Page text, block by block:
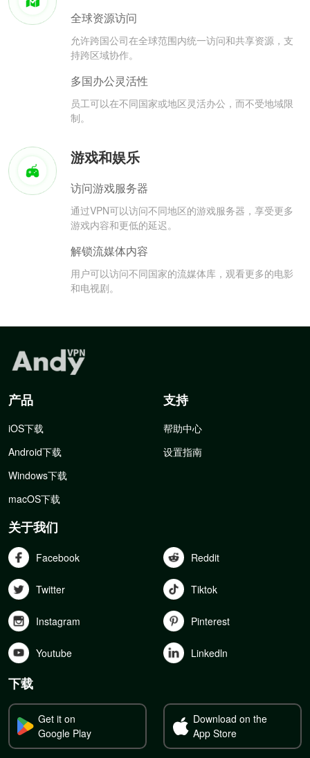
全球资源访问
允许跨国公司在全球范围内统一访问和共享资源，支
持跨区域协作。
多国办公灵活性
员工可以在不同国家或地区灵活办公，而不受地域限
制。
游戏和娱乐
访问游戏服务器
通过VPN可以访问不同地区的游戏服务器，享受更多
游戏内容和更低的延迟。
解锁流媒体内容
用户可以访问不同国家的流媒体库，观看更多的电影
和电视剧。
产品
iOS下载
Android下载
Windows下载
macOS下载
支持
帮助中心
设置指南
关于我们
Facebook Reddit
Twitter Tiktok
Instagram Pinterest
Youtube Linkedln
下载
Get it on
Google Play
Download on the
App Store